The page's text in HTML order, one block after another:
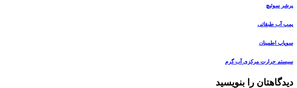
پرشر سوئیچ
پمپ آب طبقاتی
سوپاپ اطمینان
سیستم حرارت مرکزی آب گرم
دیدگاهتان را بنویسید